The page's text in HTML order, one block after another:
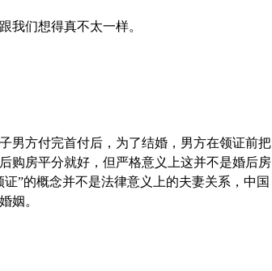
我们想得真不太一样。
男方付完首付后，为了结婚，男方在领证前把
购房平分就好，但严格意义上这并不是婚后房
”的概念并不是法律意义上的夫妻关系，中国
姻。